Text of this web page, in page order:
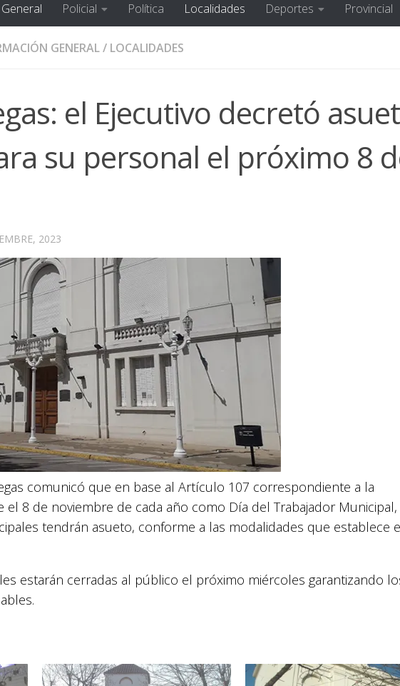
Policial Política Localidades Deportes Provincial
GENERAL/ LOCALIDADES
el Ejecutivo decretó
su personal el próximo 8
2023
comunicó que en base al Artículo 107 correspondiente a la
el 8 de noviembre de cada año como Día del Trabajador Municipal,
tendrán asueto, conforme a las modalidades que establece
estarán cerradas al público el próximo miércoles garantizando